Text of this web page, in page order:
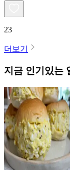
23
더보기
지금 인기있는